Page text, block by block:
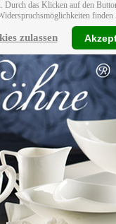
das Klicken auf den
finden
zulassen